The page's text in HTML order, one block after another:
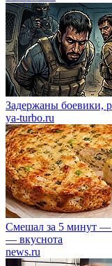
Задержаны боевики,
ya-turbo.ru
Смешал за 5 минут —
— вкуснота
news.ru